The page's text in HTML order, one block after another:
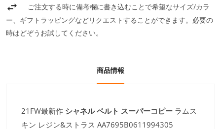
ご注文する時に備考欄に書き込むことで希望なサイズ/カラ
ー、ギフトラッピングなどリクエストすることができます。必要の
時はどぞうお試してください。
商品情報
21FW最新作 シャネル ベルト スーパーコピー ラムス
キン レジン&ストラス AA7695B0611994305